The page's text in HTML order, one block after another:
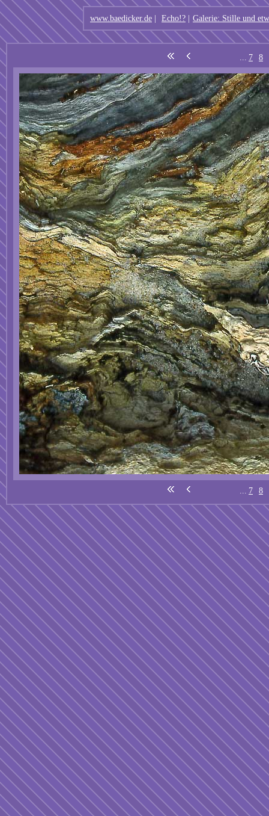
www.baedicker.de | Echo!? | Galerie: Stille und
7 8
7 8